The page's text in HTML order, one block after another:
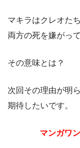
マキラはクレオた
両方の死を嫌がっ
その意味とは？
次回その理由が明
期待したいです。
マンガワ